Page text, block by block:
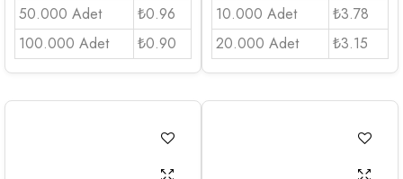
50.000 Adet
₺0.96
100.000 Adet
₺0.90
10.000 Adet
₺3.78
20.000 Adet
₺3.15